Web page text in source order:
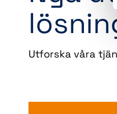
Utforska våra